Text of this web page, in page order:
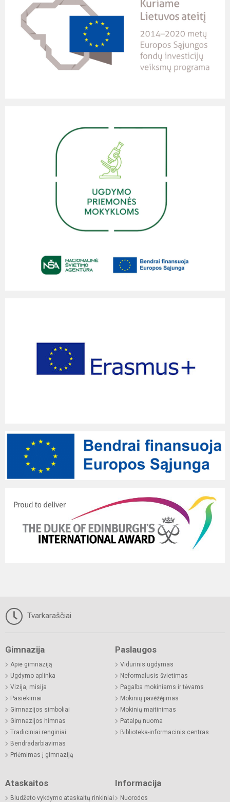
Tvarkaraščiai
Gimnazija
Apie gimnaziją
Ugdymo aplinka
Vizija, misija
Pasiekimai
Gimnazijos simboliai
Gimnazijos himnas
Tradiciniai renginiai
Bendradarbiavimas
Priėmimas į gimnaziją
Paslaugos
Vidurinis ugdymas
Neformalusis švietimas
Pagalba mokiniams ir tėvams
Mokinių pavėžėjimas
Mokinių maitinimas
Patalpų nuoma
Biblioteka-informacinis centras
Ataskaitos
Biudžeto vykdymo ataskaitų rinkiniai
Informacija
Nuorodos